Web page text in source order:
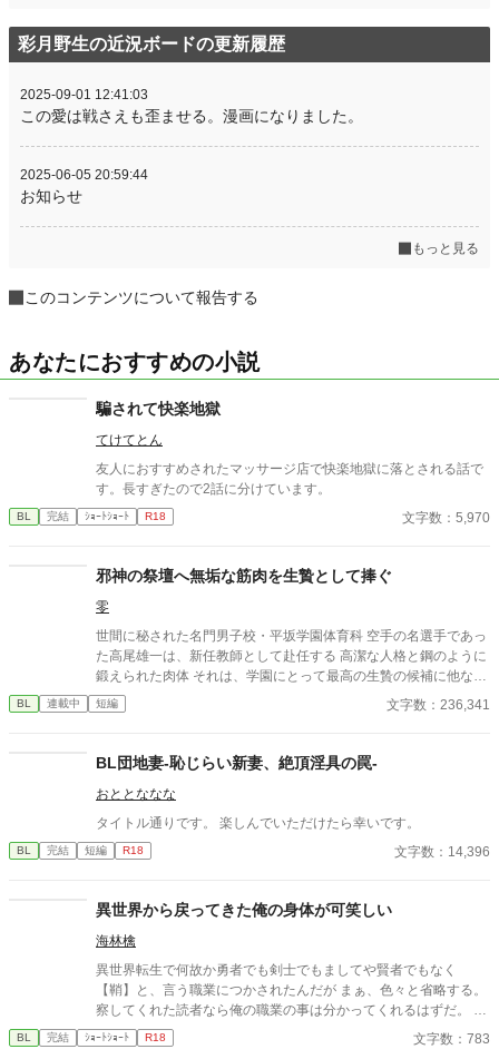
彩月野生の近況ボードの更新履歴
2025-09-01 12:41:03
この愛は戦さえも歪ませる。漫画になりました。
2025-06-05 20:59:44
お知らせ
もっと見る
このコンテンツについて報告する
あなたにおすすめの小説
騙されて快楽地獄
てけてとん
友人におすすめされたマッサージ店で快楽地獄に落とされる話で
す。長すぎたので2話に分けています。
BL 完結 ｼｮｰﾄｼｮｰﾄ R18 文字数：5,970
邪神の祭壇へ無垢な筋肉を生贄として捧ぐ
零
世間に秘された名門男子校・平坂学園体育科 空手の名選手であっ
た高尾雄一は、新任教師として赴任する 高潔な人格と鋼のように
鍛えられた肉体 それは、学園にとって最高の生贄の候補に他なら
なかった 至高の筋肉を持つ、精神を削られ意志をなくした青年を
太古の神に捧げるため、“水”、“風”、“土”の信奉者達が暗躍する 意
校で繰り広げられるダークファンタジー
BL 連載中 短編 文字数：236,341
BL団地妻-恥じらい新妻、絶頂淫具の罠-
おととななな
タイトル通りです。 楽しんでいただけたら幸いです。
BL 完結 短編 R18 文字数：14,396
異世界から戻ってきた俺の身体が可笑しい
海林檎
異世界転生で何故か勇者でも剣士でもましてや賢者でもなく
【鞘】と、言う職業につかされたんだが まぁ、色々と省略する。
察してくれた読者なら俺の職業の事は分かってくれるはずだ。 ま
ぁ、そんなこんなで世界が平和になったから異世界から現代に戻
ってきたはずなのにだ 俺の身体が変なままなのはどぼじで？？
BL 完結 ｼｮｰﾄｼｮｰﾄ R18 文字数：783